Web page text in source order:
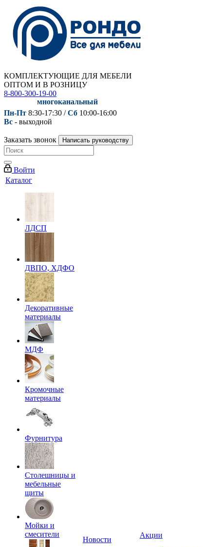
КОМПЛЕКТУЮЩИЕ ДЛЯ МЕБЕЛИ
ОПТОМ И В РОЗНИЦУ
8-800-300-19-00
многоканальный
Пн-Пт 8:30-17:30 /Сб 10:00-16:00
Вс - выходной
Заказать звонок Написать руководству
Войти
Каталог
ЛДСП
ДВПО, ХДФО
Декоративные
материалы
МДФ
Кромочные
материалы
Фурнитура
Столешницы и
мебельные
щиты
Мойки и
смесители
Новости
Акции